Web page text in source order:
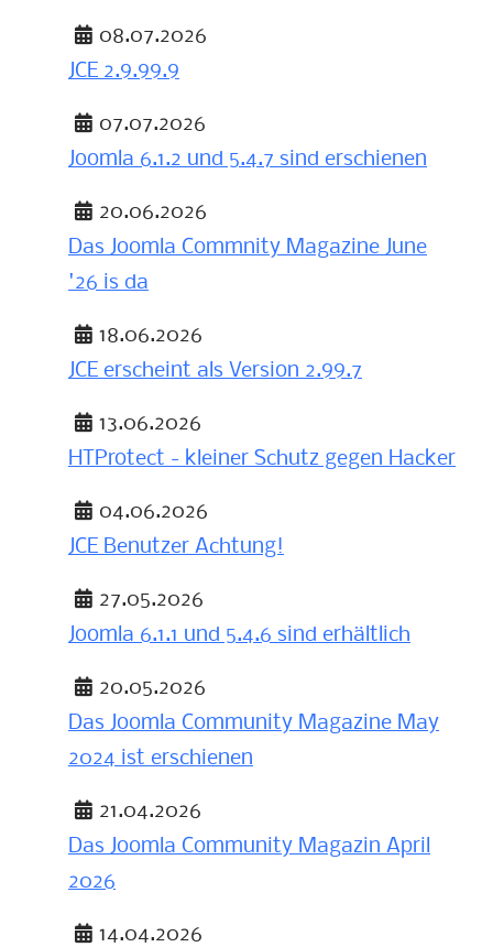
08.07.2026
JCE 2.9.99.9
07.07.2026
Joomla 6.1.2 und 5.4.7 sind erschienen
20.06.2026
Das Joomla Commnity Magazine June
'26 is da
18.06.2026
JCE erscheint als Version 2.99.7
13.06.2026
HTProtect - kleiner Schutz gegen Hacker
04.06.2026
JCE Benutzer Achtung!
27.05.2026
Joomla 6.1.1 und 5.4.6 sind erhältlich
20.05.2026
Das Joomla Community Magazine May
2024 ist erschienen
21.04.2026
Das Joomla Community Magazin April
2026
14.04.2026